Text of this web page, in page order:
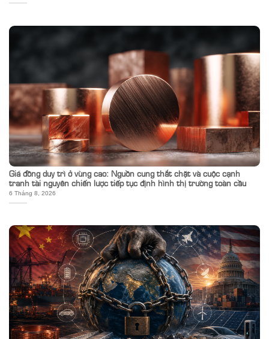
Giá đồng duy trì ở vùng cao: Nguồn cung thắt chặt và cuộc cạnh
tranh tài nguyên chiến lược tiếp tục định hình thị trường toàn cầu
6 Tháng 8, 2026